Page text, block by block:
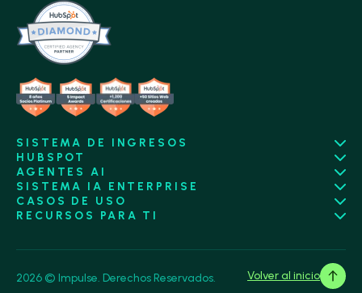
SISTEMA DE INGRESOS
HUBSPOT
AGENTES AI
SISTEMA IA ENTERPRISE
CASOS DE USO
RECURSOS PARA TI
2026 © Impulse. Derechos Reservados. Volver al inicio